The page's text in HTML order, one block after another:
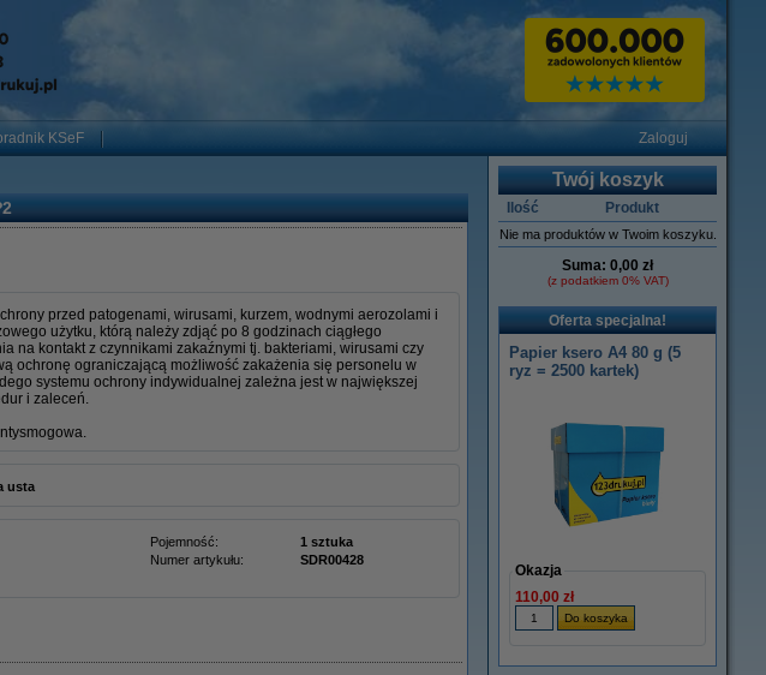
KSeF Zaloguj
przed patogenami, wirusami, kurzem, wodnymi aerozolami i
użytku, którą należy zdjąć po 8 godzinach ciągłego
na kontakt z czynnikami zakaźnymi tj. bakteriami, wirusami czy
ochronę ograniczającą możliwość zakażenia się personelu w
systemu ochrony indywidualnej zależna jest w największej
i zaleceń.
usta
Pojemność:
1 sztuka
Numer artykułu:
SDR00428
Twój koszyk
Ilość Produkt
Nie ma produktów w Twoim koszyku.
Suma: 0,00 zł
(z podatkiem 0% VAT)
Oferta specjalna!
Papier ksero A4 80 g (5
ryz = 2500 kartek)
Okazja
110,00 zł